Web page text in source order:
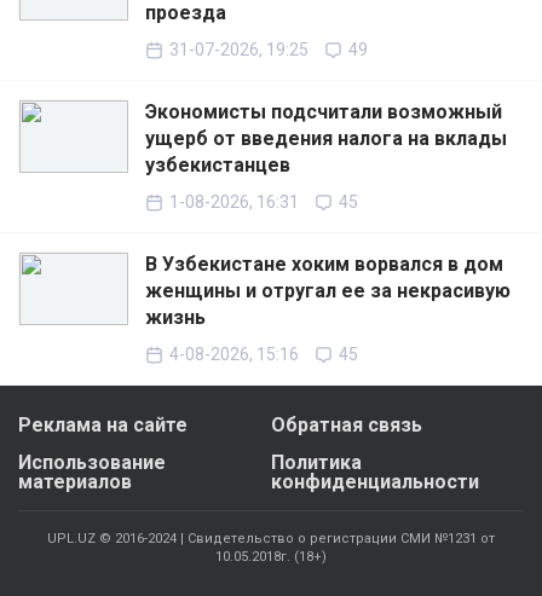
проезда
31-07-2026, 19:25 49
Экономисты подсчитали возможный
ущерб от введения налога на вклады
узбекистанцев
1-08-2026, 16:31 45
В Узбекистане хоким ворвался в дом
женщины и отругал ее за некрасивую
жизнь
4-08-2026, 15:16 45
Реклама на сайте
Обратная связь
Использование
материалов
Политика
конфиденциальности
UPL.UZ © 2016-2024 | Свидетельство о регистрации СМИ №1231 от
10.05.2018г. (18+)